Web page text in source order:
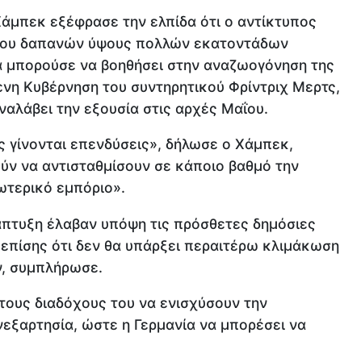
εξέφρασε την ελπίδα ότι ο αντίκτυπος
δαπανών ύψους πολλών εκατοντάδων
να βοηθήσει στην αναζωογόνηση της
Κυβέρνηση του συντηρητικού Φρίντριχ Μερτς,
την εξουσία στις αρχές Μαΐου.
γίνονται επενδύσεις», δήλωσε ο Χάμπεκ,
να αντισταθμίσουν σε κάποιο βαθμό την
εμπόριο».
έλαβαν υπόψη τις πρόσθετες δημόσιες
ότι δεν θα υπάρξει περαιτέρω κλιμάκωση
συμπλήρωσε.
διαδόχους του να ενισχύσουν την
ώστε η Γερμανία να μπορέσει να